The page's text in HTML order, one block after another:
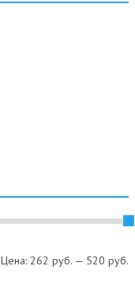
Цена: 262 руб. — 520 руб.